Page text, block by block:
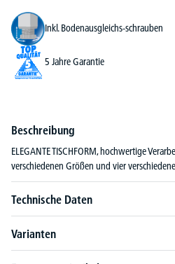
Inkl. Bodenausgleichs-schrauben
5 Jahre Garantie
Beschreibung
ELEGANTE TISCHFORM, hochwertige
verschiedenen Größen und vier
Technische Daten
Varianten